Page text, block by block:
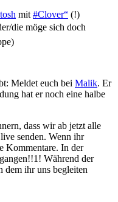
mit#Clover“ (!)
die möge sich doch
Meldet euch bei Malik. Er
hat er noch eine halbe
dass wir ab jetzt alle
senden. Wenn ihr
Kommentare. In der
Während der
dem ihr uns begleiten